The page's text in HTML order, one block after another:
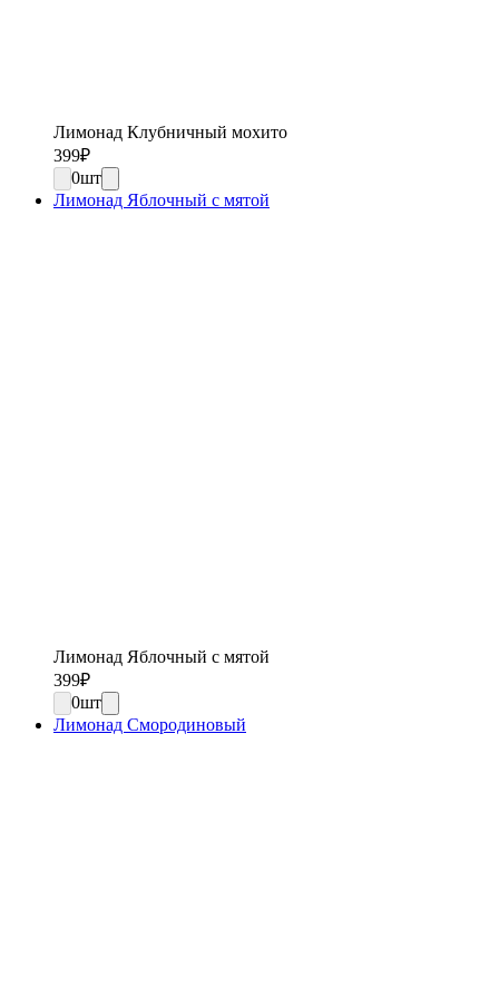
Лимонад Клубничный мохито
399₽
0шт
Лимонад Яблочный с мятой
Лимонад Яблочный с мятой
399₽
0шт
Лимонад Смородиновый